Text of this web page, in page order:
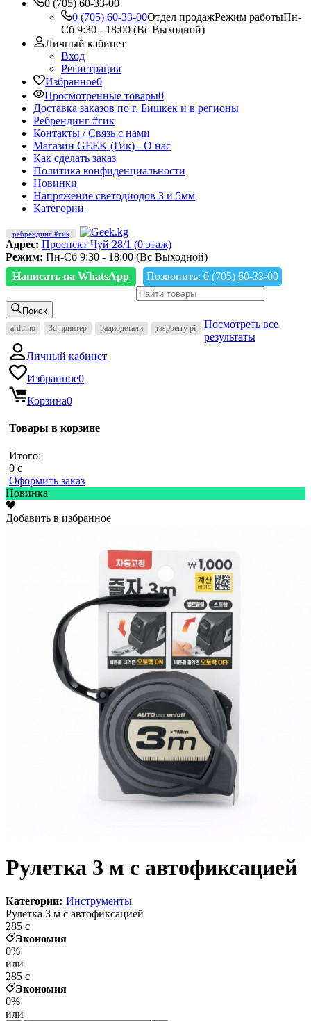
0 (705) 60-33-00
0 (705) 60-33-00Отдел продажРежим работыПн-
Сб 9:30 - 18:00 (Вс Выходной)
Личный кабинет
Вход
Регистрация
Избранное0
Просмотренные товары0
Доставка заказов по г. Бишкек и в регионы
Ребрендинг #гик
Контакты / Связь с нами
Магазин GEEK (Гик) - О нас
Как сделать заказ
Политика конфиденциальности
Новинки
Напряжение светодиодов 3 и 5мм
Категории
ребрендинг #гик
Адрес: Проспект Чуй 28/1 (0 этаж)
Режим: Пн-Сб 9:30 - 18:00 (Вс Выходной)
Написать на WhatsApp
Позвонить: 0 (705) 60-33-00
Поиск
arduino 3d принтер радиодетали raspberry pi
Посмотреть все
результаты
Личный кабинет
Избранное0
Корзина0
Товары в корзине
Итого:
0 c
Оформить заказ
Новинка
Добавить в избранное
Рулетка 3 м с автофиксацией
Категории: Инструменты
Рулетка 3 м с автофиксацией
285 c
Экономия
0%
или
285 c
Экономия
0%
или